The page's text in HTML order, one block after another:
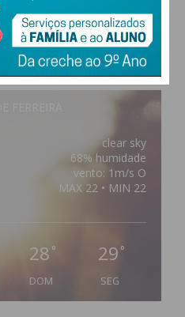
clear sky
68% humidade
vento: 1m/s O
MAX 22 • MIN 22
28 °
DOM
29 °
SEG